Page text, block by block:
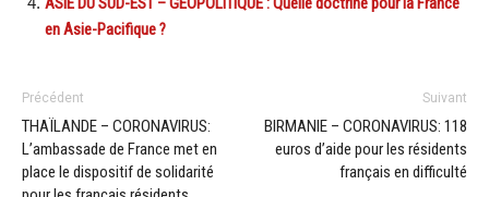
en Asie-Pacifique ?
Précédent
THAÏLANDE – CORONAVIRUS:
L’ambassade de France met en
place le dispositif de solidarité
Suivant
BIRMANIE – CORONAVIRUS: 118
euros d’aide pour les résidents
français en difficulté